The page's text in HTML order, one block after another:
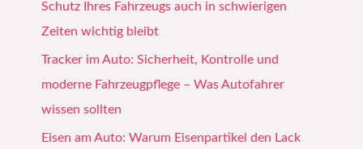
Schutz Ihres Fahrzeugs auch in schwierigen
Zeiten wichtig bleibt
Tracker im Auto: Sicherheit, Kontrolle und
moderne Fahrzeugpflege – Was Autofahrer
wissen sollten
Eisen am Auto: Warum Eisenpartikel den Lack